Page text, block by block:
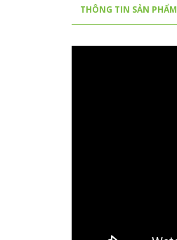
THÔNG TIN SẢN PHẨM